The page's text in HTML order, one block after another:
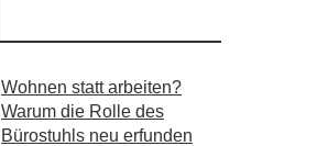
Wohnen statt arbeiten?
Warum die Rolle des
Bürostuhls neu erfunden